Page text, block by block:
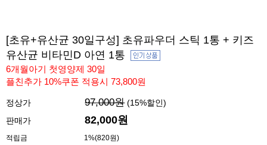
[초유+유산균 30일구성] 초유파우더 스틱 1통 + 키즈
유산균 비타민D 아연 1통
6개월아기 첫영양제 30일
플친추가 10%쿠폰 적용시 73,800원
정상가 97,000원 (15%할인)
판매가
82,000원
적립금 1%(820원)